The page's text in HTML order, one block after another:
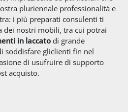
pluriennale professionalità e
i più preparati consulenti ti
dei nostri mobili, tra cui potrai
in laccato di grande
soddisfare gliclienti fin nel
di usufruire di supporto
acquisto.